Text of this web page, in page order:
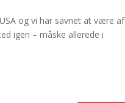
og vi har savnet at være af
igen – måske allerede i